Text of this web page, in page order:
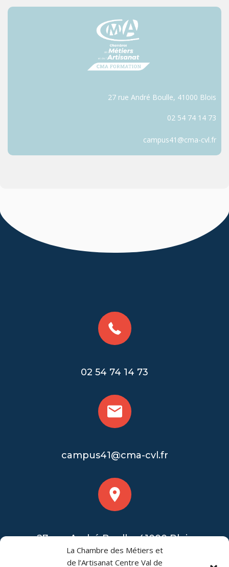
La Chambre des Métiers et
de l’Artisanat Centre Val de
27 rue André Boulle, 41000 Blois
02 54 74 14 73
campus41@cma-cvl.fr
02 54 74 14 73
campus41@cma-cvl.fr
27 rue André Boulle, 41000 Blois